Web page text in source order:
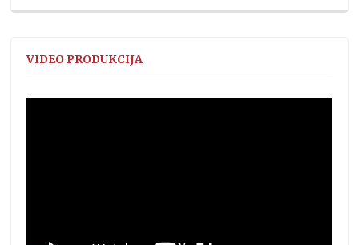
VIDEO PRODUKCIJA